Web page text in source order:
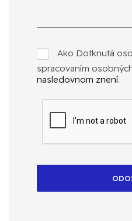
Ako Dotknutá
spracovaním
nasledovnom znení.